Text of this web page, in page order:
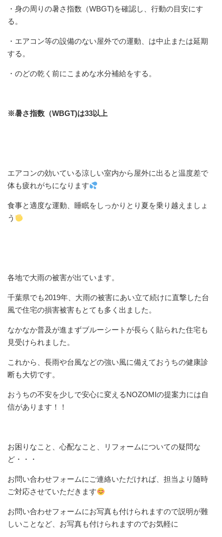
・身の周りの暑さ指数（WBGT)を確認し、行動の目安にす
る。
・エアコン等の設備のない屋外での運動、は中止または延期
する。
・のどの乾く前にこまめな水分補給をする。
※暑さ指数（WBGT)は33以上
エアコンの効いている涼しい室内から屋外に出ると温度差で
体も疲れがちになります
食事と適度な運動、睡眠をしっかりとり夏を乗り越えましょ
う
各地で大雨の被害が出ています。
千葉県でも2019年、大雨の被害にあい立て続けに直撃した台
風で住宅の損害被害もとても多く出ました。
なかなか普及が進まずブルーシートが長らく貼られた住宅も
見受けられました。
これから、長雨や台風などの強い風に備えておうちの健康診
断も大切です。
おうちの不安を少しで安心に変えるNOZOMIの提案力には自
信があります！！
お困りなこと、心配なこと、リフォームについての疑問な
ど・・・
お問い合わせフォームにご連絡いただければ、担当より随時
ご対応させていただきます
お問い合わせフォームにお写真も付けられますので説明が難
しいことなど、お写真も付けられますのでお気軽に